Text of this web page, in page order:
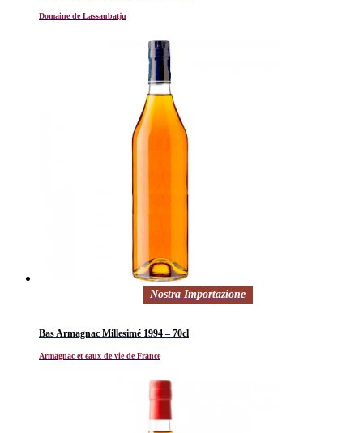
Domaine de Lassaubatju
Nostra Importazione
Bas Armagnac Millesimé 1994 – 70cl
Armagnac et eaux de vie de France